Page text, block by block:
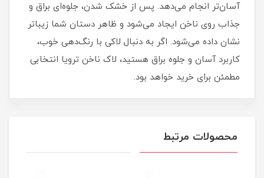
آسان‌تر انجام می‌دهد. پس از خشک شدن، جلوه‌ای براق و
جذاب روی ناخن ایجاد می‌شود و ظاهر دستان شما زیباتر
نشان داده می‌شود. اگر به دنبال لاکی با رنگ‌دهی خوب،
کاربرد آسان و جلوه براق هستید، لاک ناخن ترویا انتخابی
مطمئن برای خرید خواهد بود.
محصولات مرتبط